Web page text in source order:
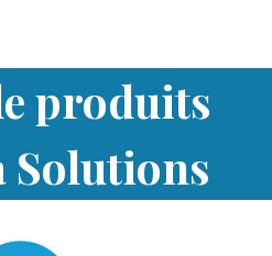
produits
Solutions